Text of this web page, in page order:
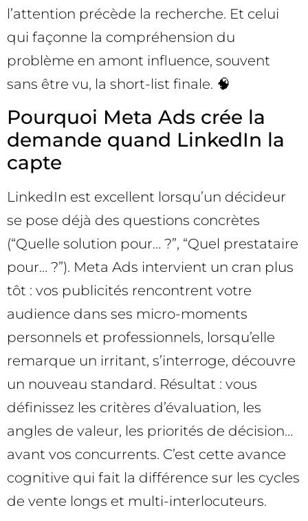
l’attention précède la recherche. Et celui
qui façonne la compréhension du
problème en amont influence, souvent
sans être vu, la short-list finale. 🧠
Pourquoi Meta Ads crée la
demande quand LinkedIn la
capte
LinkedIn est excellent lorsqu’un décideur
se pose déjà des questions concrètes
(“Quelle solution pour… ?”, “Quel prestataire
pour… ?”). Meta Ads intervient un cran plus
tôt : vos publicités rencontrent votre
audience dans ses micro-moments
personnels et professionnels, lorsqu’elle
remarque un irritant, s’interroge, découvre
un nouveau standard. Résultat : vous
définissez les critères d’évaluation, les
angles de valeur, les priorités de décision…
avant vos concurrents. C’est cette avance
cognitive qui fait la différence sur les cycles
de vente longs et multi-interlocuteurs.